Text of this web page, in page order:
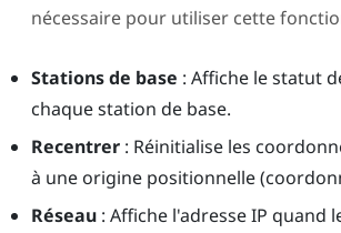
nécessaire pour utiliser cette
Stations de base : Affiche le statut
chaque station de base.
Recentrer : Réinitialise les
à une origine positionnelle
Réseau : Affiche l'adresse IP quand